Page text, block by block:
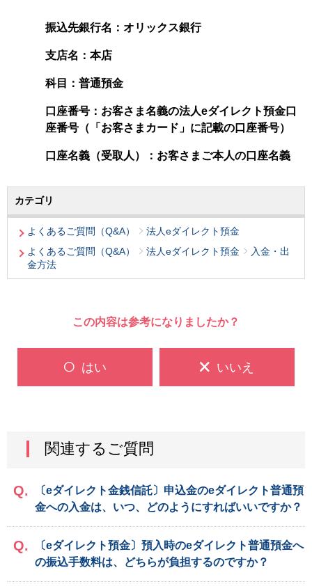
振込先銀行名：オリックス銀行
支店名：本店
科目：普通預金
口座番号：お客さま名義の法人eダイレクト預金口
座番号（「お客さまカード」に記載の口座番号）
口座名義（受取人）：お客さまご本人の口座名義
カテゴリ
よくあるご質問（Q&A）
法人eダイレクト預金
よくあるご質問（Q&A）
法人eダイレクト預金
入金・出
金方法
この内容は参考になりましたか？
はい いいえ
関連するご質問
〔eダイレクト金銭信託〕申込金のeダイレクト普通預
金への入金は、いつ、どのようにすればいいですか？
〔eダイレクト預金〕預入時のeダイレクト普通預金へ
の振込手数料は、どちらが負担するのですか？